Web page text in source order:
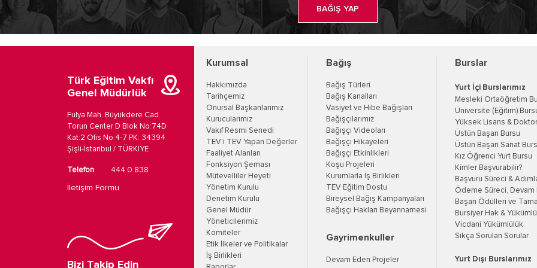
BAĞIŞ YAP
Türk Eğitim Vakfı
Genel Müdürlük
Fulya Mah. Büyükdere Cad.
Torun Center D Blok No:74D
Kat:2 Ofis No:4-7 PK: 34394
Şişli-İstanbul / TÜRKİYE
Telefon 444 0 838
İletişim Formu
Bizi Takip Edin
Kurumsal
Hakkımızda
Tarihçemiz
Onursal Başkanlarımız
Kurucularımız
Vakıf Resmi Senedi
TEV'i TEV Yapan Değerler
Faaliyet Alanları
Fonksiyon Şeması
Mütevelliler Heyeti
Yönetim Kurulu
Denetim Kurulu
Genel Müdür
Yöneticilerimiz
Komiteler
Etik İlkeler ve Politikalar
İş Birlikleri
Bağış
Bağış Türleri
Bağış Kanalları
Vasiyet ve Hibe Bağışları
Bağışçılarımız
Bağışçı Videoları
Bağışçı Hikayeleri
Bağışçı Etkinlikleri
Koşu Projeleri
Kurumlarla İş Birlikleri
TEV Eğitim Dostu
Bireysel Bağış Kampanyaları
Bağışçı Hakları Beyannamesi
Gayrimenkuller
Devam Eden Projeler
Burslar
Yurt İçi Burslarımız
Mesleki Ortaöğretim
Üniversite (Eğitim)
Yüksek Lisans &
Üstün Başarı Bursu
Üstün Başarı Sanat
Kız Öğrenci Yurt Bursu
Kimler Başvurabilir?
Başvuru Süreci &
Ödeme Süreci, Devam
Başarı Ödülleri ve
Bursiyer Hak &
Vicdani Yükümlülük
Sıkça Sorulan Sorular
Yurt Dışı Burslarımız